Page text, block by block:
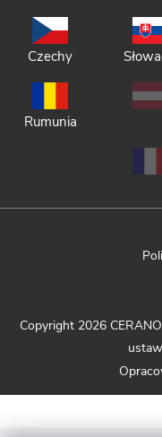
Czechy
Rumunia
Copyright 2026 CERANO